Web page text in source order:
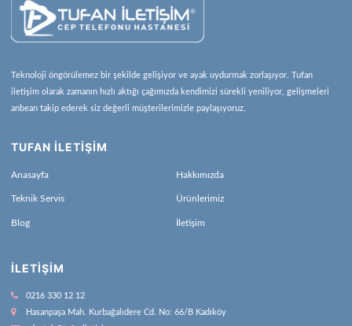
Teknoloji öngörülemez bir şekilde gelişiyor ve ayak uydurmak zorlaşıyor. Tufan
iletişim olarak zamanın hızlı aktığı çağımızda kendimizi sürekli yeniliyor, gelişmeleri
anbean takip ederek siz değerli müşterilerimizle paylaşıyoruz.
TUFAN İLETİŞİM
Anasayfa Hakkımızda
Teknik Servis Ürünlerimiz
Blog İletişim
İLETIŞIM
0216 330 12 12
Hasanpaşa Mah. Kurbağalıdere Cd. No: 66/B Kadıköy